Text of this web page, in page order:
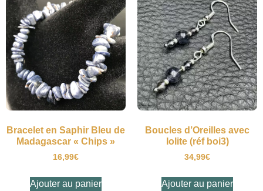
Bracelet en Saphir Bleu de
Madagascar « Chips »
16,99€
Ajouter au panier
Boucles d’Oreilles avec
Iolite (réf boi3)
34,99€
Ajouter au panier